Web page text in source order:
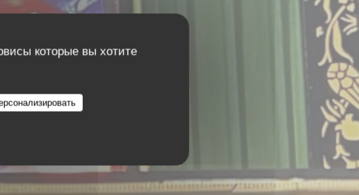
которые вы хотите